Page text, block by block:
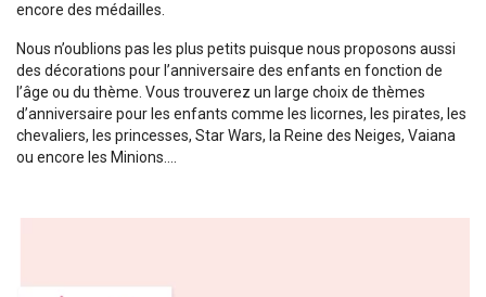
encore des médailles.
Nous n’oublions pas les plus petits puisque nous proposons aussi
des décorations pour l’anniversaire des enfants en fonction de
l’âge ou du thème. Vous trouverez un large choix de thèmes
d’anniversaire pour les enfants comme les licornes, les pirates, les
chevaliers, les princesses, Star Wars, la Reine des Neiges, Vaiana
ou encore les Minions....